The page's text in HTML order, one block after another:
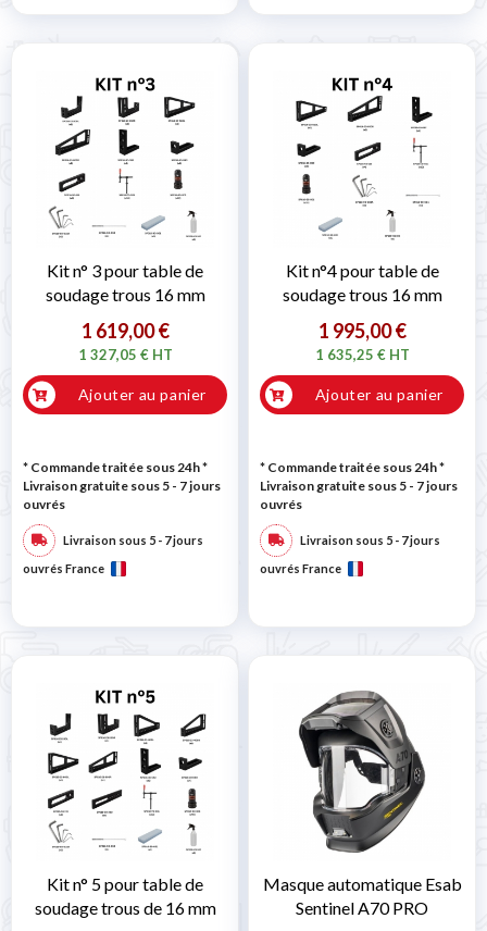
Kit n° 3 pour table de
soudage trous 16 mm
1 619,00 €
1 327,05 € HT
Ajouter au panier
* Commande traitée sous 24h*
Livraison gratuite sous 5 - 7 jours
ouvrés
Livraison sous 5 - 7 jours
ouvrés France
Kit n°4 pour table de
soudage trous 16 mm
1 995,00 €
1 635,25 € HT
Ajouter au panier
* Commande traitée sous 24h*
Livraison gratuite sous 5 - 7 jours
ouvrés
Livraison sous 5 - 7 jours
ouvrés France
Kit n° 5 pour table de
soudage trous de 16 mm
Masque automatique Esab
Sentinel A70 PRO